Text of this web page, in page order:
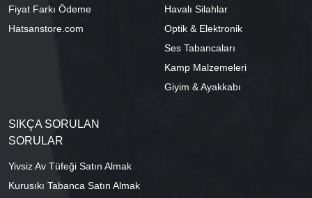
Fiyat Farkı Ödeme
Hatsanstore.com
Havalı Silahlar
Optik & Elektronik
Ses Tabancaları
Kamp Malzemeleri
Giyim & Ayakkabı
SIKÇA SORULAN
SORULAR
Yivsiz Av Tüfeği Satın Almak
Kurusıkı Tabanca Satın Almak